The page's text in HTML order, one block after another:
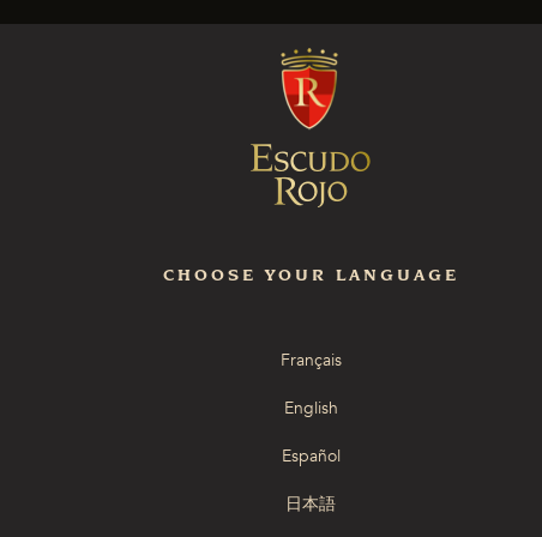
CHOOSE YOUR LANGUAGE
Français
English
Español
日本語